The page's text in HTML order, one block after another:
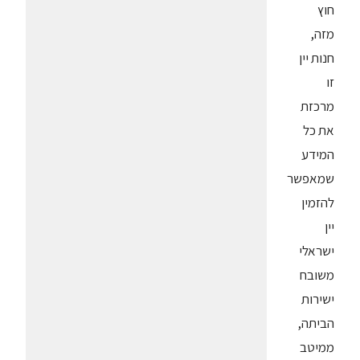
חוץ
מזה,
חנות יין
זו
מרכזת
את כל
המידע
שמאפשר
להזמין
יין
ישראלי
משובח
ישירות
הביתה,
ממיטב